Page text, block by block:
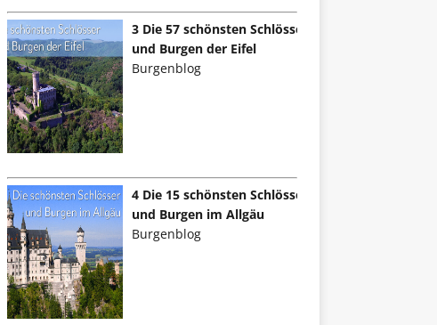
3 Die 57 schönsten Schlösser
und Burgen der Eifel
Burgenblog
4 Die 15 schönsten Schlösser
und Burgen im Allgäu
Burgenblog